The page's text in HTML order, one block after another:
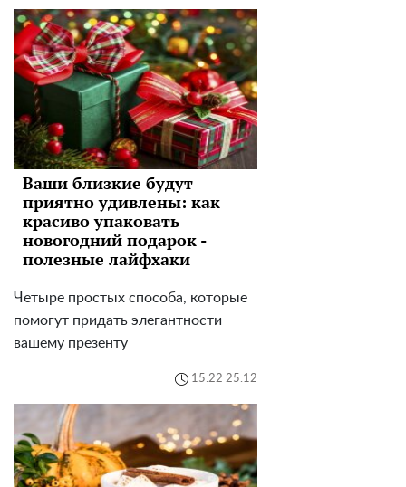
Ваши близкие будут
приятно удивлены: как
красиво упаковать
новогодний подарок -
полезные лайфхаки
Четыре простых способа, которые
помогут придать элегантности
вашему презенту
15:22 25.12